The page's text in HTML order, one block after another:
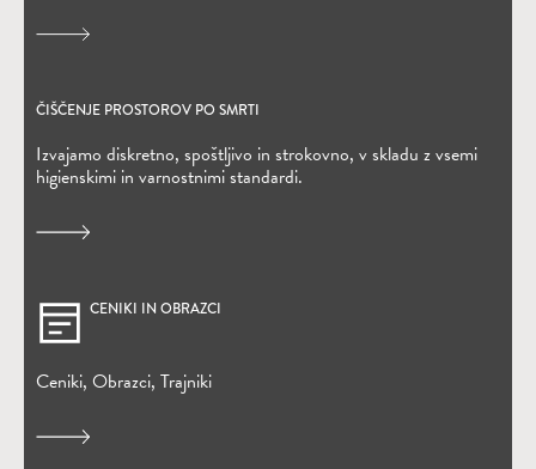
ČIŠČENJE PROSTOROV PO SMRTI
Izvajamo diskretno, spoštljivo in strokovno, v skladu z vsemi
higienskimi in varnostnimi standardi.
CENIKI IN OBRAZCI
Ceniki, Obrazci, Trajniki